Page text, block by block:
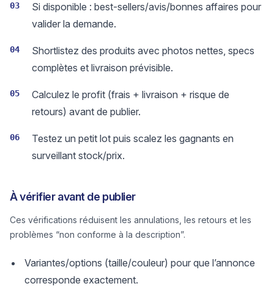
03
Si disponible : best-sellers/avis/bonnes affaires pour
valider la demande.
04
Shortlistez des produits avec photos nettes, specs
complètes et livraison prévisible.
05
Calculez le profit (frais + livraison + risque de
retours) avant de publier.
06
Testez un petit lot puis scalez les gagnants en
surveillant stock/prix.
À vérifier avant de publier
Ces vérifications réduisent les annulations, les retours et les
problèmes “non conforme à la description”.
Variantes/options (taille/couleur) pour que l’annonce
corresponde exactement.